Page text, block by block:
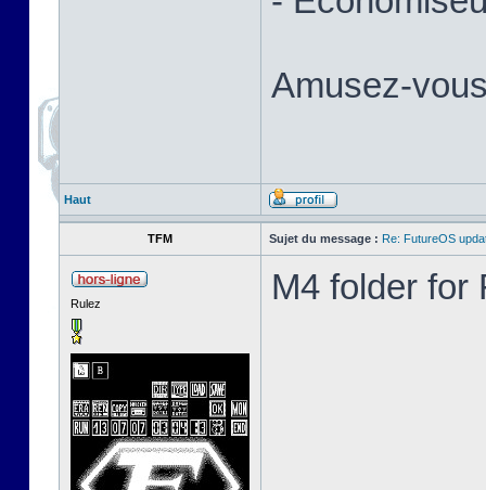
Amusez-
Haut
TFM Sujet du message : Re: FutureOS
Rulez M4 folder for